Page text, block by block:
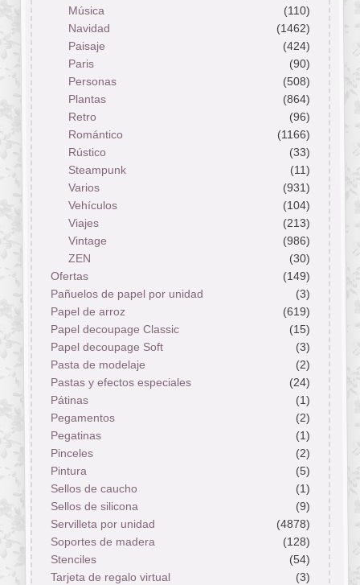
Música
(110)
Navidad
(1462)
Paisaje
(424)
Paris
(90)
Personas
(508)
Plantas
(864)
Retro
(96)
Romántico
(1166)
Rústico
(33)
Steampunk
(11)
Varios
(931)
Vehículos
(104)
Viajes
(213)
Vintage
(986)
ZEN
(30)
Ofertas
(149)
Pañuelos de papel por unidad
(3)
Papel de arroz
(619)
Papel decoupage Classic
(15)
Papel decoupage Soft
(3)
Pasta de modelaje
(2)
Pastas y efectos especiales
(24)
Pátinas
(1)
Pegamentos
(2)
Pegatinas
(1)
Pinceles
(2)
Pintura
(5)
Sellos de caucho
(1)
Sellos de silicona
(9)
Servilleta por unidad
(4878)
Soportes de madera
(128)
Stenciles
(54)
Tarjeta de regalo virtual
(3)